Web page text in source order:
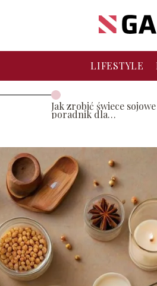
LIFESTYLE
Jak zrobić świece
poradnik dla
początkujących